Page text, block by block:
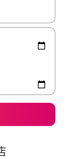
輕點、滑動裝置。